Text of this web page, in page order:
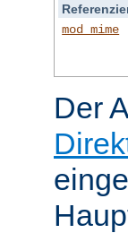
mod_mime
Der